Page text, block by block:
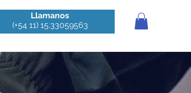
Llamanos
(+54 11) 15.33059563